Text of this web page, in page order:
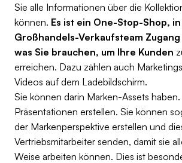
Sie alle Informationen über die
können. Es ist ein One-Stop-Shop,
Großhandels-Verkaufsteam Zugang
was Sie brauchen, um Ihre Kunden
erreichen. Dazu zählen auch
Videos auf dem Ladebildschirm.
Sie können darin Marken-Assets
Präsentationen erstellen. Sie können
der Markenperspektive erstellen und
Vertriebsmitarbeiter senden, damit sie
Weise arbeiten können. Dies ist